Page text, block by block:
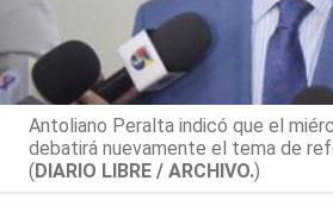
Antoliano Peralta indicó que el
debatirá nuevamente el tema de
(DIARIO LIBRE / ARCHIVO.)